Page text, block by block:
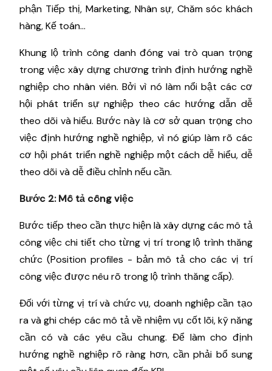
phận Tiếp thị, Marketing, Nhân sự, Chăm sóc khách
hàng, Kế toán…
Khung lộ trình công danh đóng vai trò quan trọng
trong việc xây dựng chương trình định hướng nghề
nghiệp cho nhân viên. Bởi vì nó làm nổi bật các cơ
hội phát triển sự nghiệp theo các hướng dẫn dễ
theo dõi và hiểu. Bước này là cơ sở quan trọng cho
việc định hướng nghề nghiệp, vì nó giúp làm rõ các
cơ hội phát triển nghề nghiệp một cách dễ hiểu, dễ
theo dõi và dễ điều chỉnh nếu cần.
Bước 2: Mô tả công việc
Bước tiếp theo cần thực hiện là xây dựng các mô tả
công việc chi tiết cho từng vị trí trong lộ trình thăng
chức (Position profiles - bản mô tả cho các vị trí
công việc được nêu rõ trong lộ trình thăng cấp).
Đối với từng vị trí và chức vụ, doanh nghiệp cần tạo
ra và ghi chép các mô tả về nhiệm vụ cốt lõi, kỹ năng
cần có và các yêu cầu chung. Để làm cho định
hướng nghề nghiệp rõ ràng hơn, cần phải bổ sung